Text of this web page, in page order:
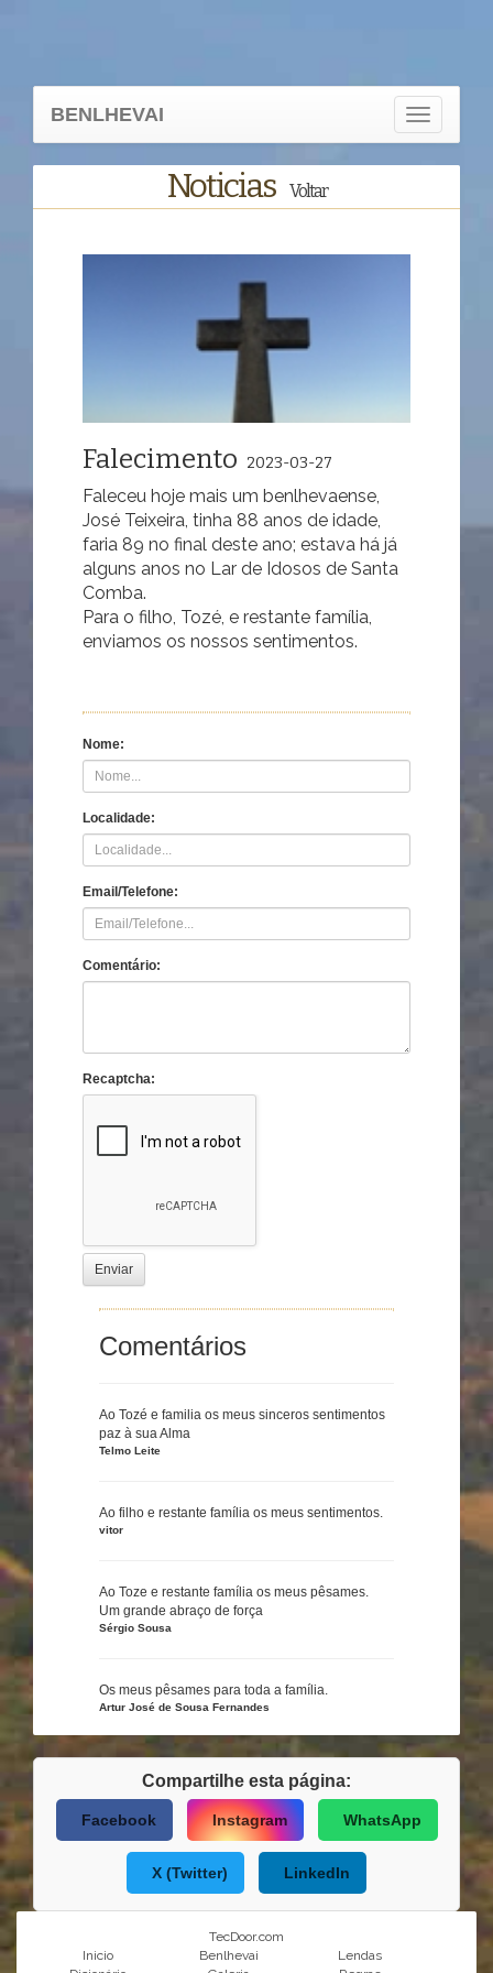
BENLHEVAI
Toggle
navigation
Noticias Voltar
Falecimento 2023-03-27
Faleceu hoje mais um benlhevaense,
José Teixeira, tinha 88 anos de idade,
faria 89 no final deste ano; estava há já
alguns anos no Lar de Idosos de Santa
Comba.
Para o filho, Tozé, e restante família,
enviamos os nossos sentimentos.
Nome:
Localidade:
Email/Telefone:
Comentário:
Recaptcha:
Enviar
Comentários
Ao Tozé e familia os meus sinceros sentimentos
paz à sua Alma
Telmo Leite
Ao filho e restante família os meus sentimentos.
vitor
Ao Toze e restante família os meus pêsames.
Um grande abraço de força
Sérgio Sousa
Os meus pêsames para toda a família.
Artur José de Sousa Fernandes
Compartilhe esta página:
Facebook Instagram WhatsApp
X (Twitter) LinkedIn
TecDoor.com
Inicio
Benlhevai
Lendas